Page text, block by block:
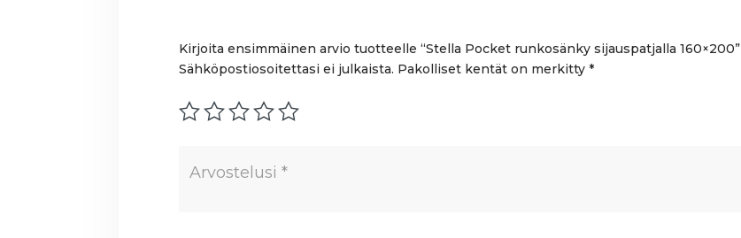
Kirjoita ensimmäinen arvio tuotteelle “Stella Pocket runkosänky sijauspatjalla 160×200”
Sähköpostiosoitettasi ei julkaista. Pakolliset kentät on merkitty *